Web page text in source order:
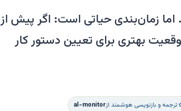
زمان‌بندی حیاتی است: اگر پیش از
بهتری برای تعیین دستور کار
ترجمه و بازنویسی هوشمند ازal-monitor